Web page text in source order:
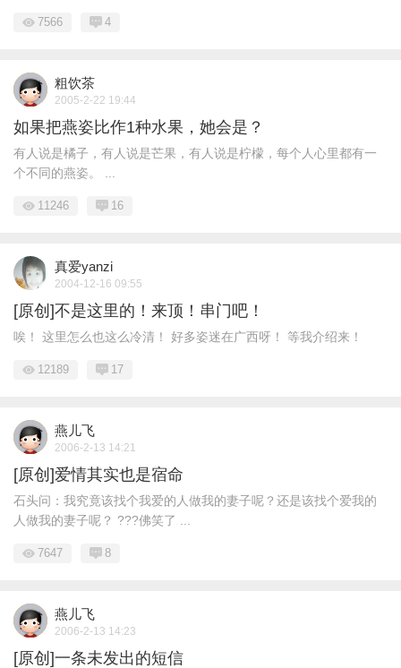
7566 4
粗饮茶
2005-2-22 19:44
如果把燕姿比作1种水果，她会是？
有人说是橘子，有人说是芒果，有人说是柠檬，每个人心里都有一
个不同的燕姿。 ...
11246 16
真爱yanzi
2004-12-16 09:55
[原创]不是这里的！来顶！串门吧！
唉！ 这里怎么也这么冷清！ 好多姿迷在广西呀！ 等我介绍来！
12189 17
燕儿飞
2006-2-13 14:21
[原创]爱情其实也是宿命
石头问：我究竟该找个我爱的人做我的妻子呢？还是该找个爱我的
人做我的妻子呢？ ???佛笑了 ...
7647 8
燕儿飞
2006-2-13 14:23
[原创]一条未发出的短信